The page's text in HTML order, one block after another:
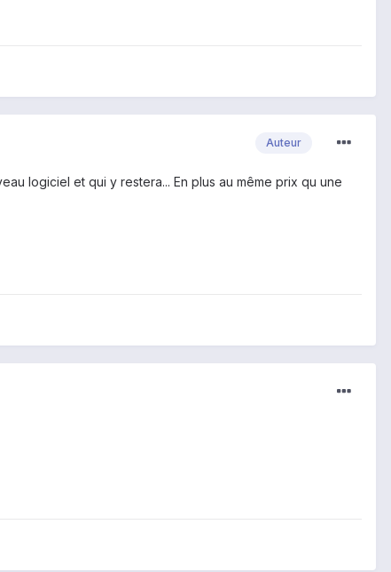
Auteur
logiciel et qui y restera... En plus au même prix qu une